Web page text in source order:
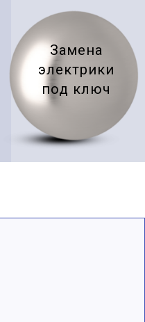
Замена
электрики
под ключ